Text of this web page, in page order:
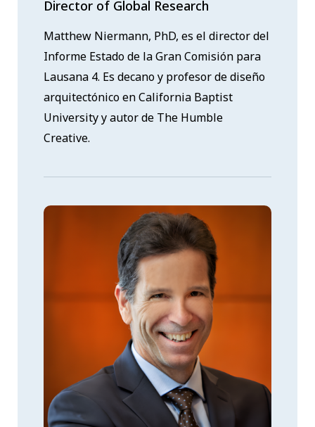
Director of Global Research
Matthew Niermann, PhD, es el director del
Informe Estado de la Gran Comisión para
Lausana 4. Es decano y profesor de diseño
arquitectónico en California Baptist
University y autor de The Humble
Creative.